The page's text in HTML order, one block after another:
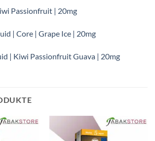
Passionfruit | 20mg
| Core | Grape Ice | 20mg
| Kiwi Passionfruit Guava | 20mg